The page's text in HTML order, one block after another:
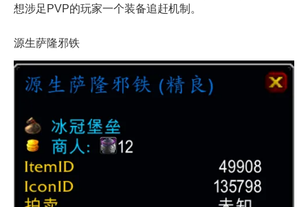
想涉足PVP的玩家一个装备追赶机制。
源生萨隆邪铁